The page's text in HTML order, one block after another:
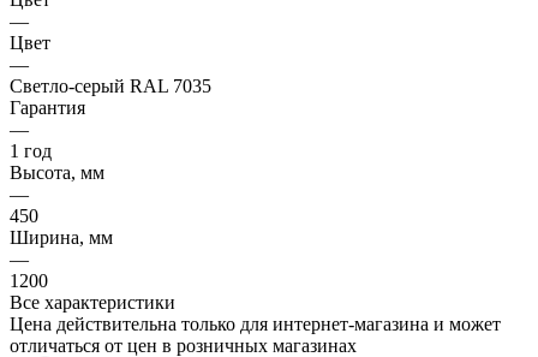
—
Цвет
—
Светло-серый RAL 7035
Гарантия
—
1 год
Высота, мм
—
450
Ширина, мм
—
1200
Все характеристики
Цена действительна только для интернет-магазина и может
отличаться от цен в розничных магазинах